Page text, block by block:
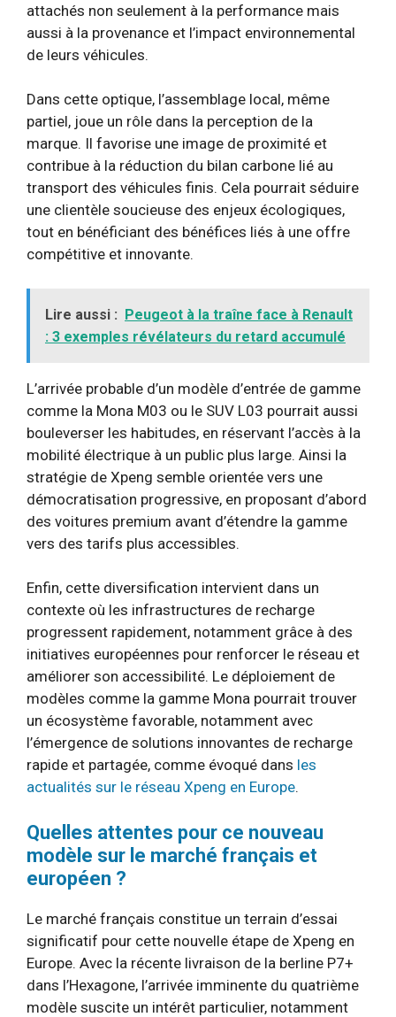
attachés non seulement à la performance mais
aussi à la provenance et l’impact environnemental
de leurs véhicules.
Dans cette optique, l’assemblage local, même
partiel, joue un rôle dans la perception de la
marque. Il favorise une image de proximité et
contribue à la réduction du bilan carbone lié au
transport des véhicules finis. Cela pourrait séduire
une clientèle soucieuse des enjeux écologiques,
tout en bénéficiant des bénéfices liés à une offre
compétitive et innovante.
Lire aussi : Peugeot à la traîne face à Renault
: 3 exemples révélateurs du retard accumulé
L’arrivée probable d’un modèle d’entrée de gamme
comme la Mona M03 ou le SUV L03 pourrait aussi
bouleverser les habitudes, en réservant l’accès à la
mobilité électrique à un public plus large. Ainsi la
stratégie de Xpeng semble orientée vers une
démocratisation progressive, en proposant d’abord
des voitures premium avant d’étendre la gamme
vers des tarifs plus accessibles.
Enfin, cette diversification intervient dans un
contexte où les infrastructures de recharge
progressent rapidement, notamment grâce à des
initiatives européennes pour renforcer le réseau et
améliorer son accessibilité. Le déploiement de
modèles comme la gamme Mona pourrait trouver
un écosystème favorable, notamment avec
l’émergence de solutions innovantes de recharge
rapide et partagée, comme évoqué dans les
actualités sur le réseau Xpeng en Europe.
Quelles attentes pour ce nouveau
modèle sur le marché français et
européen ?
Le marché français constitue un terrain d’essai
significatif pour cette nouvelle étape de Xpeng en
Europe. Avec la récente livraison de la berline P7+
dans l’Hexagone, l’arrivée imminente du quatrième
modèle suscite un intérêt particulier, notamment